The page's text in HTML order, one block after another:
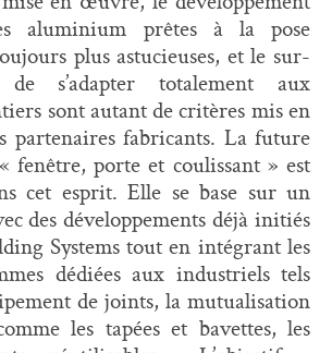
aluminium prêtes à la pose
plus astucieuses, et le sur-
s’adapter totalement aux
sont autant de critères mis en
partenaires fabricants. La future
fenêtre, porte et coulissant » est
cet esprit. Elle se base sur un
des développements déjà initiés
Systems tout en intégrant les
dédiées aux industriels tels
de joints, la mutualisation
les tapées et bavettes, les